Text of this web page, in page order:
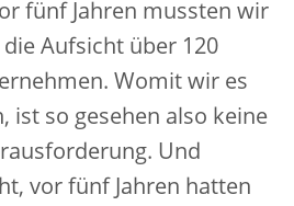
fünf Jahren mussten wir
Aufsicht über 120
Womit wir es
ist so gesehen also keine
Und
vor fünf Jahren hatten